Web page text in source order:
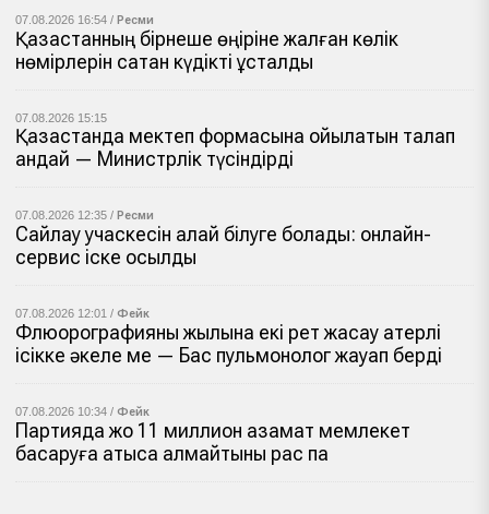
07.08.2026 16:54 / Ресми
Қазақстанның бірнеше өңіріне жалған көлік
нөмірлерін сатқан күдікті ұсталды
07.08.2026 15:15
Қазақстанда мектеп формасына қойылатын талап
қандай — Министрлік түсіндірді
07.08.2026 12:35 / Ресми
Сайлау учаскесін қалай білуге болады: онлайн-
сервис іске қосылды
07.08.2026 12:01 / Фейк
Флюорографияны жылына екі рет жасау қатерлі
ісікке әкеле ме — Бас пульмонолог жауап берді
07.08.2026 10:34 / Фейк
Партияда жоқ 11 миллион азамат мемлекет
басқаруға қатыса алмайтыны рас па